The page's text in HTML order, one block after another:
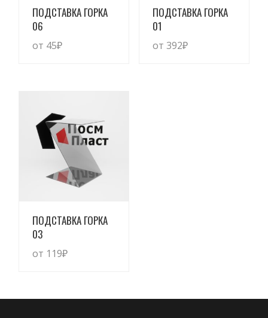
Просмотреть
ПОДСТАВКА ГОРКА
06
от 45₽
Просмотреть
ПОДСТАВКА ГОРКА
01
от 392₽
Просмотреть
ПОДСТАВКА ГОРКА
03
от 119₽